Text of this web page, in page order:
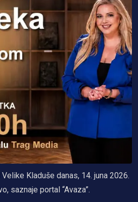
Kladuše danas, 14. juna 2026.
saznaje portal “Avaza”.